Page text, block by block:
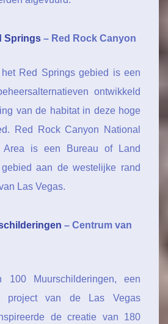
Springs – Red Rock Canyon
Red Springs gebied is een
ontwikkeld
van de habitat in deze hoge
Red Rock Canyon National
Area is een Bureau of Land
gebied aan de westelijke rand
Las Vegas.
– Centrum van
100 Muurschilderingen, een
project van de Las Vegas
de creatie van 180